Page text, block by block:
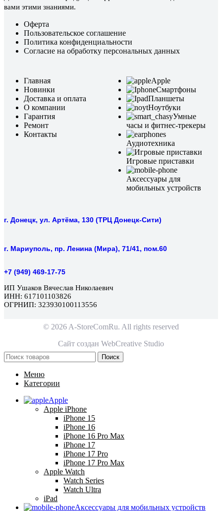
вами этими знаниями.
Оферта
Пользовательское соглашение
Политика конфиденциальности
Согласие на обработку персональных данных
Главная
Новинки
Доставка и оплата
О компании
Гарантия
Ремонт
Контакты
Apple
Смартфоны
Планшеты
Ноутбуки
Умные
часы и фитнес-трекеры
Аудиотехника
Игровые приставки
Аксессуары для
мобильных устройств
г. Донецк, ул. Артёма, 130 (ТРЦ Донецк-Сити)
г. Мариуполь, пр. Ленина (Мира), 71/41, пом.60
+7 (949) 469-17-75
ИП Ушаков Вячеслав Николаевич
ИНН: 617101103826
ОГРНИП: 323930100113556
© 2026 A-StoreComRu. All rights reserved
Сайт создан WebCreative Studio
Поиск
Меню
Категории
Apple
Apple iPhone
iPhone 15
iPhone 16
iPhone 16 Pro Max
iPhone 17
iPhone 17 Pro
iPhone 17 Pro Max
Apple Watch
Watch Series
Watch Ultra
iPad
Аксессуары для мобильных устройств